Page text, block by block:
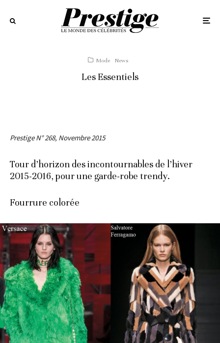
Mode News
Les Essentiels
Prestige N° 268, Novembre 2015
Tour d’horizon des incontournables de l’hiver
2015-2016, pour une garde-robe trendy.
Fourrure colorée